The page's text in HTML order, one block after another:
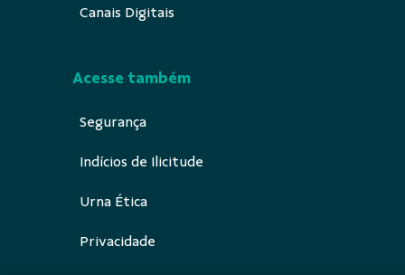
Canais Digitais
Acesse também
Segurança
Indícios de Ilicitude
Urna Ética
Privacidade